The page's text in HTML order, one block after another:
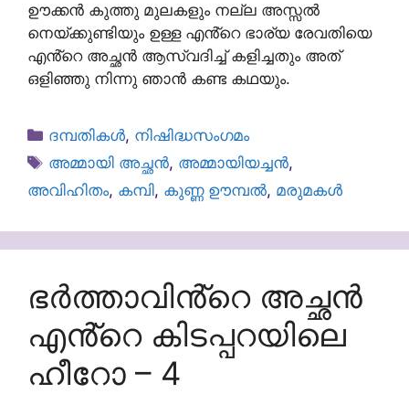
ഊക്കൻ കുത്തു മുലകളും നല്ല അസ്സൽ
നെയ്ക്കുണ്ടിയും ഉള്ള എൻ്റെ ഭാര്യ രേവതിയെ
എൻ്റെ അച്ഛൻ ആസ്വദിച്ച് കളിച്ചതും അത്
ഒളിഞ്ഞു നിന്നു ഞാൻ കണ്ട കഥയും.
Categories
ദമ്പതികള്‍, നിഷിദ്ധസംഗമം
Tags
അമ്മായി അച്ഛൻ, അമ്മായിയച്ചൻ,
അവിഹിതം, കമ്പി, കുണ്ണ ഊമ്പൽ, മരുമകൾ
ഭർത്താവിൻ്റെ അച്ഛൻ
എൻ്റെ കിടപ്പറയിലെ
ഹീറോ – 4